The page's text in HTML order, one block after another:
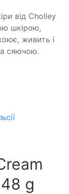
від Cholley
шкірою,
живить і
сяючою.
g